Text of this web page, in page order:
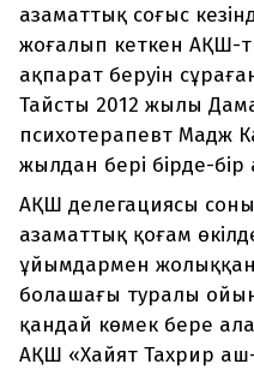
азаматтық соғыс
жоғалып кеткен АҚШ-
ақпарат беруін
Тайсты 2012 жылы
психотерапевт Мадж
жылдан бері бірде-
АҚШ делегациясы
азаматтық қоғам
ұйымдармен
болашағы туралы
қандай көмек бере
АҚШ «Хайят Тахрир